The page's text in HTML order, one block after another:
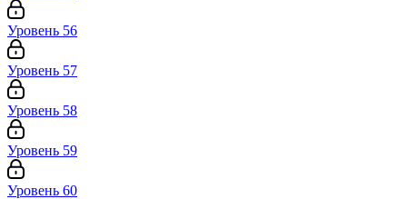
Уровень 56
Уровень 57
Уровень 58
Уровень 59
Уровень 60